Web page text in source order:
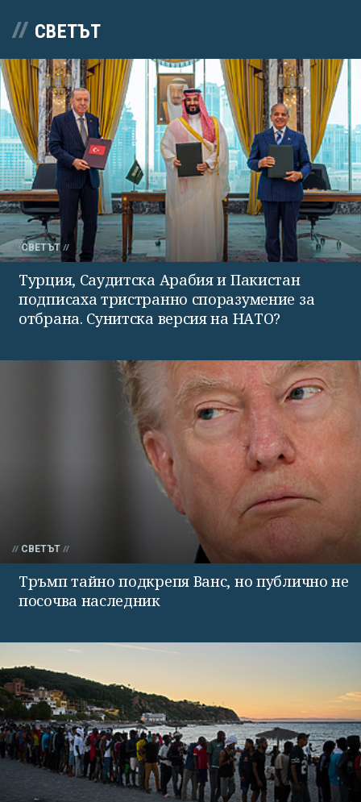
СВЕТЪТ
СВЕТЪТ
Турция, Саудитска Арабия и Пакистан
подписаха тристранно споразумение за
отбрана. Сунитска версия на НАТО?
СВЕТЪТ
Тръмп тайно подкрепя Ванс, но публично не
посочва наследник